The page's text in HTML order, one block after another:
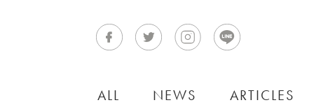
ALL NEWS ARTICLES